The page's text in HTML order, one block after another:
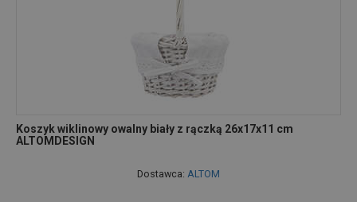
Koszyk wiklinowy owalny biały z rączką 26x17x11 cm
ALTOMDESIGN
Dostawca: ALTOM